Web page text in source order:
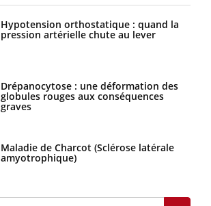
Hypotension orthostatique : quand la
pression artérielle chute au lever
Drépanocytose : une déformation des
globules rouges aux conséquences
graves
Maladie de Charcot (Sclérose latérale
amyotrophique)